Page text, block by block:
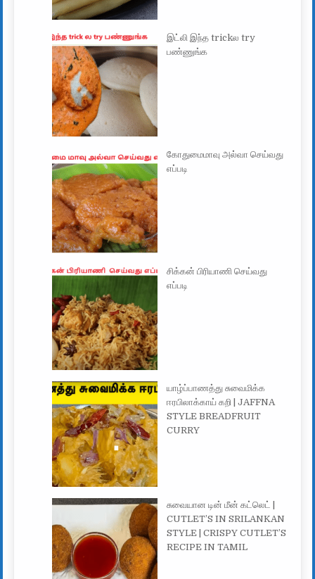
இட்லி இந்த trickல try
பண்ணுங்க
கோதுமைமாவு அல்வா செய்வது
எப்படி
சிக்கன் பிரியாணி செய்வது
எப்படி
யாழ்ப்பாணத்து சுவைமிக்க
ஈரபிலாக்காய் கறி | JAFFNA
STYLE BREADFRUIT
CURRY
சுவையான டின் மீன் கட்லெட் |
CUTLET’S IN SRILANKAN
STYLE | CRISPY CUTLET’S
RECIPE IN TAMIL